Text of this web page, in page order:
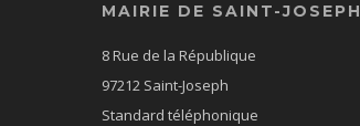
MAIRIE DE SAINT-JOSEPH
8 Rue de la République
97212 Saint-Joseph
Standard téléphonique